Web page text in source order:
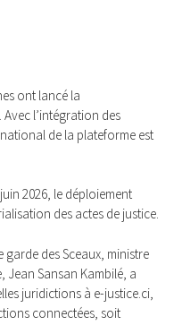
ont lancé la
l’intégration des
de la plateforme est
2026, le déploiement
des actes de justice.
garde des Sceaux, ministre
Jean Sansan Kambilé, a
juridictions à e-justice.ci,
connectées, soit